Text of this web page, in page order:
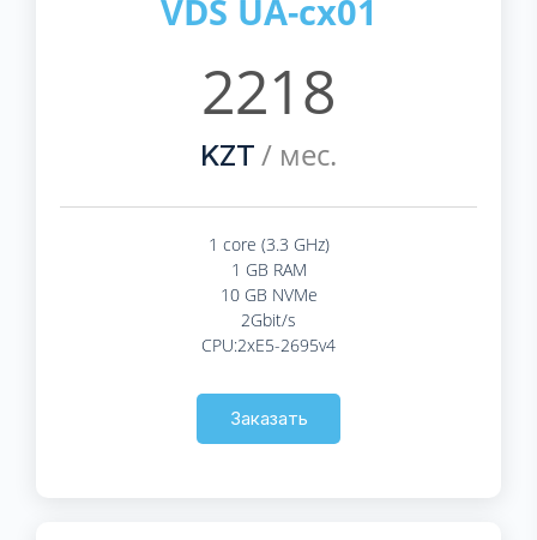
VDS UA-cx01
2218
KZT / мес.
1 core (3.3 GHz)
1 GB RAM
10 GB NVMe
2Gbit/s
CPU:2xE5-2695v4
Заказать